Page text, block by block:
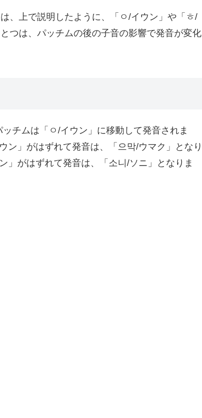
、上で説明したように、「ㅇ/イウン」や「ㅎ/
つは、パッチムの後の子音の影響で発音が変化
チムは「ㅇ/イウン」に移動して発音されま
ン」がはずれて発音は、「으막/ウマク」となり
」がはずれて発音は、「소니/ソニ」となりま